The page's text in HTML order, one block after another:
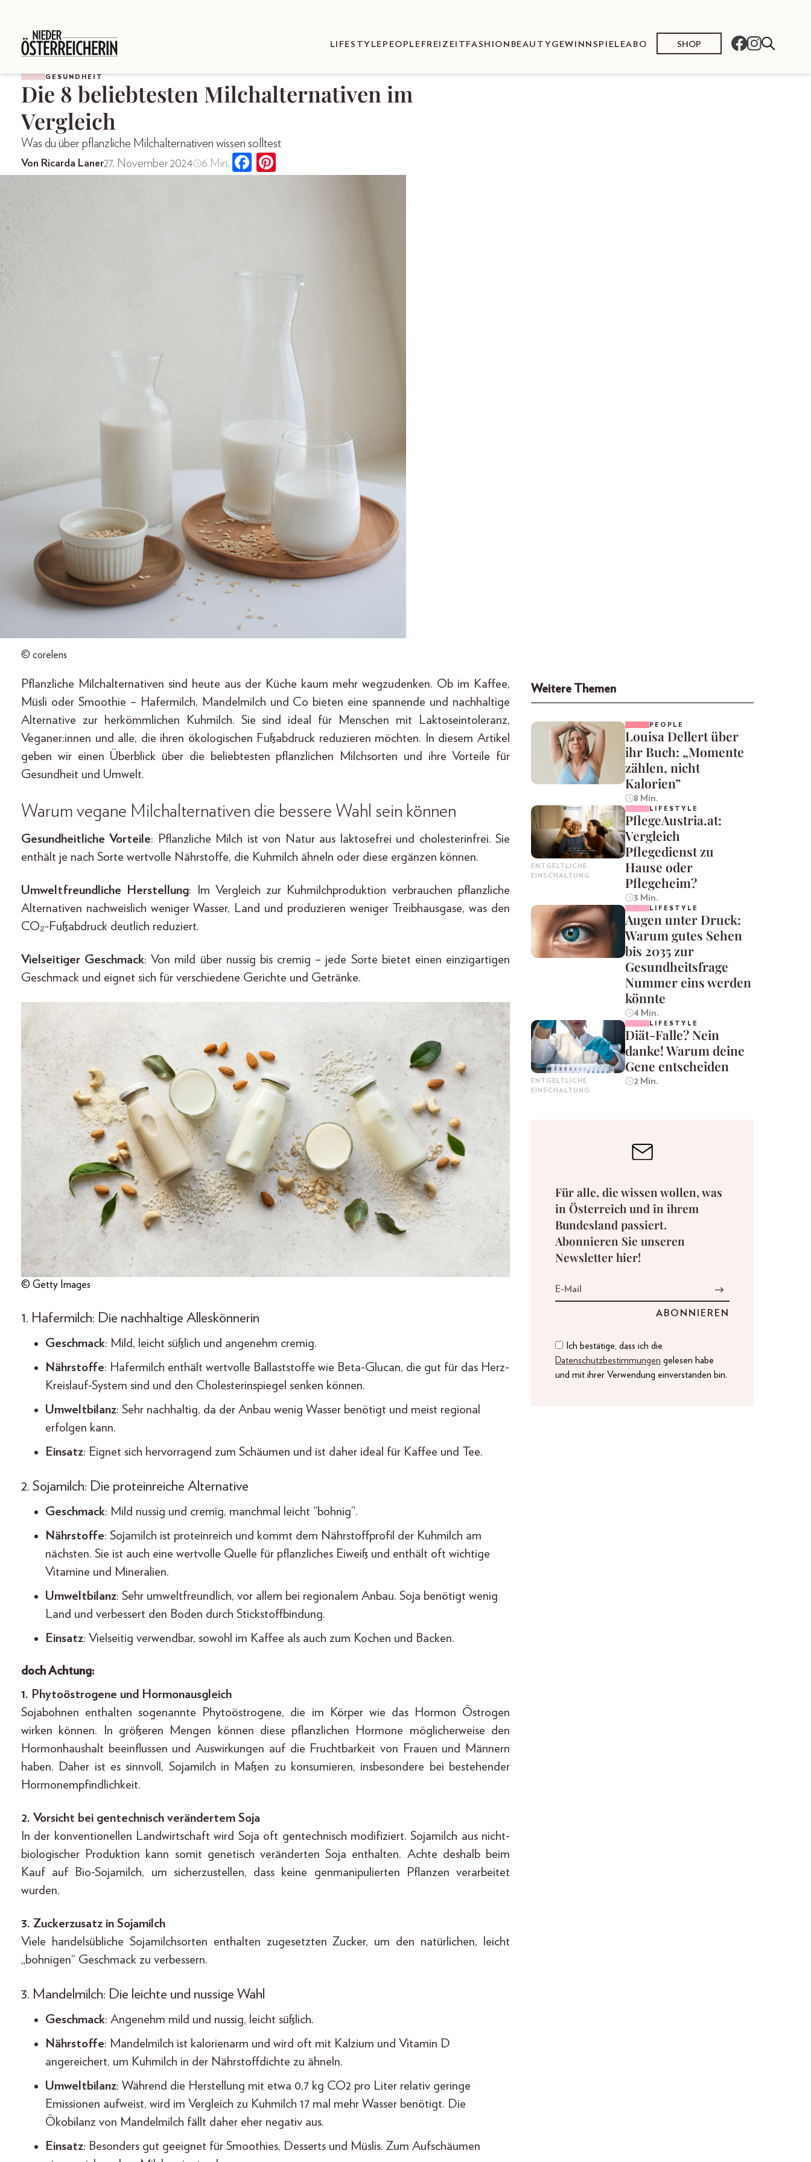
LIFESTYLE PEOPLE FREIZEIT FASHION BEAUTY GEWINNSPIELEABO SHOP
GESUNDHEIT
Die 8 beliebtesten Milchalternativen im
Vergleich
Was du über pflanzliche Milchalternativen wissen solltest
Von Ricarda Laner27. November 2024 6 Min.
© corelens
Pflanzliche Milchalternativen sind heute aus der Küche kaum mehr wegzudenken. Ob im Kaffee,
Müsli oder Smoothie – Hafermilch, Mandelmilch und Co bieten eine spannende und nachhaltige
Alternative zur herkömmlichen Kuhmilch. Sie sind ideal für Menschen mit Laktoseintoleranz,
Veganer:innen und alle, die ihren ökologischen Fußabdruck reduzieren möchten. In diesem Artikel
geben wir einen Überblick über die beliebtesten pflanzlichen Milchsorten und ihre Vorteile für
Gesundheit und Umwelt.
Warum vegane Milchalternativen die bessere Wahl sein können
Gesundheitliche Vorteile: Pflanzliche Milch ist von Natur aus laktosefrei und cholesterinfrei. Sie
enthält je nach Sorte wertvolle Nährstoffe, die Kuhmilch ähneln oder diese ergänzen können.
Umweltfreundliche Herstellung: Im Vergleich zur Kuhmilchproduktion verbrauchen pflanzliche
Alternativen nachweislich weniger Wasser, Land und produzieren weniger Treibhausgase, was den
CO₂-Fußabdruck deutlich reduziert.
Vielseitiger Geschmack: Von mild über nussig bis cremig – jede Sorte bietet einen einzigartigen
Geschmack und eignet sich für verschiedene Gerichte und Getränke.
© Getty Images
1. Hafermilch: Die nachhaltige Alleskönnerin
Geschmack: Mild, leicht süßlich und angenehm cremig.
Nährstoffe: Hafermilch enthält wertvolle Ballaststoffe wie Beta-Glucan, die gut für das Herz-
Kreislauf-System sind und den Cholesterinspiegel senken können.
Umweltbilanz: Sehr nachhaltig, da der Anbau wenig Wasser benötigt und meist regional
erfolgen kann.
Einsatz: Eignet sich hervorragend zum Schäumen und ist daher ideal für Kaffee und Tee.
2. Sojamilch: Die proteinreiche Alternative
Geschmack: Mild nussig und cremig, manchmal leicht “bohnig”.
Nährstoffe: Sojamilch ist proteinreich und kommt dem Nährstoffprofil der Kuhmilch am
nächsten. Sie ist auch eine wertvolle Quelle für pflanzliches Eiweiß und enthält oft wichtige
Vitamine und Mineralien.
Umweltbilanz: Sehr umweltfreundlich, vor allem bei regionalem Anbau. Soja benötigt wenig
Land und verbessert den Boden durch Stickstoffbindung.
Einsatz: Vielseitig verwendbar, sowohl im Kaffee als auch zum Kochen und Backen.
doch Achtung:
1. Phytoöstrogene und Hormonausgleich
Sojabohnen enthalten sogenannte Phytoöstrogene, die im Körper wie das Hormon Östrogen
wirken können. In größeren Mengen können diese pflanzlichen Hormone möglicherweise den
Hormonhaushalt beeinflussen und Auswirkungen auf die Fruchtbarkeit von Frauen und Männern
haben. Daher ist es sinnvoll, Sojamilch in Maßen zu konsumieren, insbesondere bei bestehender
Hormonempfindlichkeit.
2. Vorsicht bei gentechnisch verändertem Soja
In der konventionellen Landwirtschaft wird Soja oft gentechnisch modifiziert. Sojamilch aus nicht-
biologischer Produktion kann somit genetisch veränderten Soja enthalten. Achte deshalb beim
Kauf auf Bio-Sojamilch, um sicherzustellen, dass keine genmanipulierten Pflanzen verarbeitet
wurden.
3. Zuckerzusatz in Sojamilch
Viele handelsübliche Sojamilchsorten enthalten zugesetzten Zucker, um den natürlichen, leicht
„bohnigen“ Geschmack zu verbessern.
3. Mandelmilch: Die leichte und nussige Wahl
Geschmack: Angenehm mild und nussig, leicht süßlich.
Nährstoffe: Mandelmilch ist kalorienarm und wird oft mit Kalzium und Vitamin D
angereichert, um Kuhmilch in der Nährstoffdichte zu ähneln.
Umweltbilanz: Während die Herstellung mit etwa 0,7 kg CO2 pro Liter relativ geringe
Emissionen aufweist, wird im Vergleich zu Kuhmilch 17 mal mehr Wasser benötigt. Die
Ökobilanz von Mandelmilch fällt daher eher negativ aus.
Einsatz: Besonders gut geeignet für Smoothies, Desserts und Müslis. Zum Aufschäumen
Weitere Themen
PEOPLE
Louisa Dellert über
ihr Buch: „Momente
zählen, nicht
Kalorien”
8 Min.
ENTGELTLICHE
EINSCHALTUNG
LIFESTYLE
PflegeAustria.at:
Vergleich
Pflegedienst zu
Hause oder
Pflegeheim?
3 Min.
LIFESTYLE
Augen unter Druck:
Warum gutes Sehen
bis 2035 zur
Gesundheitsfrage
Nummer eins werden
könnte
4 Min.
ENTGELTLICHE
EINSCHALTUNG
LIFESTYLE
Diät-Falle? Nein
danke! Warum deine
Gene entscheiden
2 Min.
Für alle, die wissen wollen, was
in Österreich und in ihrem
Bundesland passiert.
Abonnieren Sie unseren
Newsletter hier!
Ich bestätige, dass ich die
Datenschutzbestimmungen gelesen habe
und mit ihrer Verwendung einverstanden bin.